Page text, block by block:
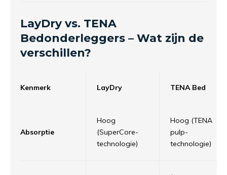
LayDry vs. TENA
Bedonderleggers – Wat zijn de
verschillen?
Kenmerk LayDry TENA Bed
Absorptie
Hoog
(SuperCore-
technologie)
Hoog (TENA
pulp-
technologie)